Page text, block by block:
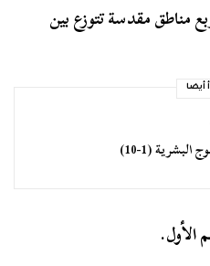
مناطق مقدسة تتوزع بين
أيضا
(1-10)
الأول.